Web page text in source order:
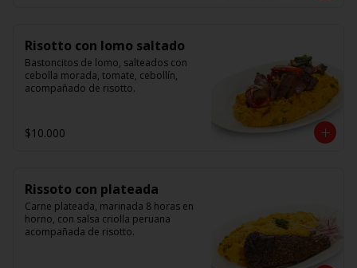
Risotto con lomo saltado
Bastoncitos de lomo, salteados con
cebolla morada, tomate, cebollín,
acompañado de risotto.
$10.000
Rissoto con plateada
Carne plateada, marinada 8 horas en
horno, con salsa criolla peruana
acompañada de risotto.